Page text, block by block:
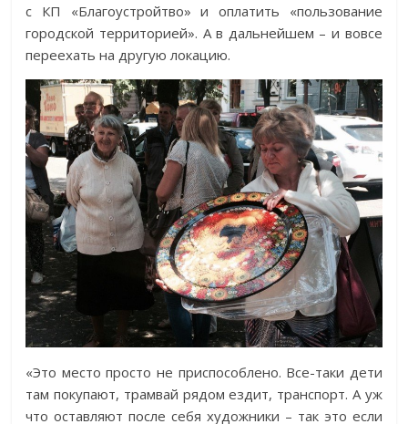
с КП «Благоустройтво» и оплатить «пользование
городской территорией». А в дальнейшем – и вовсе
переехать на другую локацию.
«Это место просто не приспособлено. Все-таки дети
там покупают, трамвай рядом ездит, транспорт. А уж
что оставляют после себя художники – так это если